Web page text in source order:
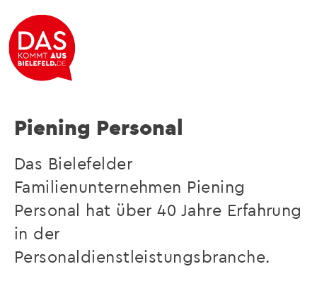
"Wir bewegen Menschen - Menschen bewegen
Piening Personal
Das Bielefelder
Familienunternehmen Piening
Personal hat über 40 Jahre Erfahrung
in der
Personaldienstleistungsbranche.